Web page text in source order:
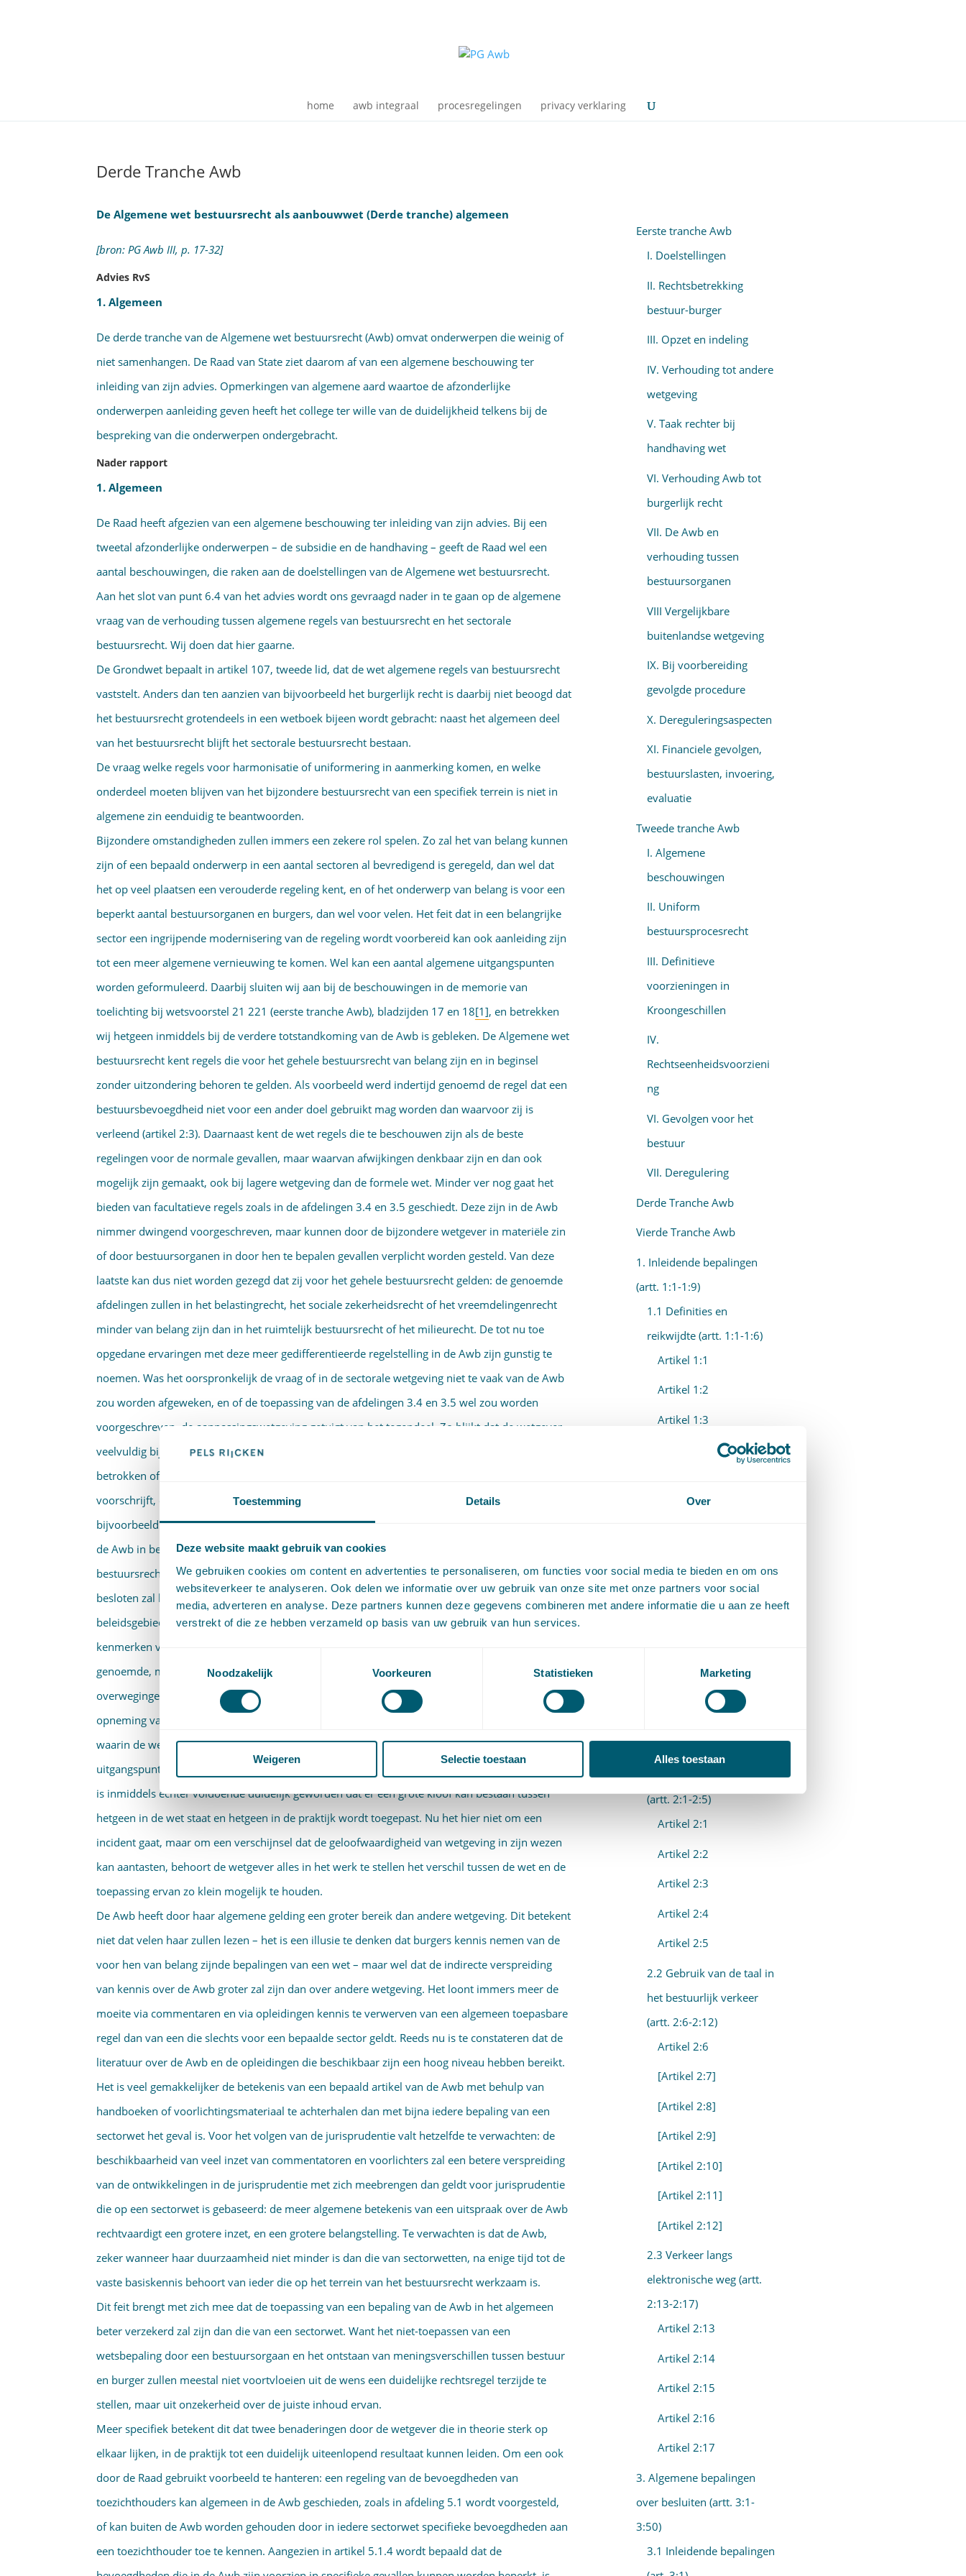
Toestemming Details Over
Deze website maakt gebruik van cookies
We gebruiken cookies om content en advertenties te personaliseren, om functies voor social media te bieden en om ons
websiteverkeer te analyseren. Ook delen we informatie over uw gebruik van onze site met onze partners voor social
media, adverteren en analyse. Deze partners kunnen deze gegevens combineren met andere informatie die u aan ze heeft
verstrekt of die ze hebben verzameld op basis van uw gebruik van hun services.
Noodzakelijk
Voorkeuren Statistieken Marketing
Weigeren Selectie toestaan Alles toestaan
home awb integraal procesregelingen privacy verklaring
Derde Tranche Awb
De Algemene wet bestuursrecht als aanbouwwet (Derde tranche) algemeen
[bron: PG Awb III, p. 17-32]
Advies RvS
1. Algemeen
De derde tranche van de Algemene wet bestuursrecht (Awb) omvat onderwerpen die weinig of
niet samenhangen. De Raad van State ziet daarom af van een algemene beschouwing ter
inleiding van zijn advies. Opmerkingen van algemene aard waartoe de afzonderlijke
onderwerpen aanleiding geven heeft het college ter wille van de duidelijkheid telkens bij de
bespreking van die onderwerpen ondergebracht.
Nader rapport
1. Algemeen
De Raad heeft afgezien van een algemene beschouwing ter inleiding van zijn advies. Bij een
tweetal afzonderlijke onderwerpen – de subsidie en de handhaving – geeft de Raad wel een
aantal beschouwin­gen, die raken aan de doelstellingen van de Algemene wet bestuursrecht.
Aan het slot van punt 6.4 van het advies wordt ons gevraagd nader in te gaan op de algemene
vraag van de verhouding tussen algemene regels van bestuursrecht en het sectorale
bestuursrecht. Wij doen dat hier gaarne.
De Grondwet bepaalt in artikel 107, tweede lid, dat de wet algemene regels van bestuursrecht
vaststelt. Anders dan ten aanzien van bijvoorbeeld het burgerlijk recht is daarbij niet beoogd dat
het bestuursrecht grotendeels in een wetboek bijeen wordt gebracht: naast het algemeen deel
van het bestuursrecht blijft het sectorale bestuursrecht bestaan.
De vraag welke regels voor harmonisatie of uniformering in aanmerking komen, en welke
onderdeel moeten blijven van het bijzondere bestuursrecht van een specifiek terrein is niet in
algemene zin eenduidig te beantwoorden.
Bijzondere omstandigheden zullen immers een zekere rol spelen. Zo zal het van belang kunnen
zijn of een bepaald onderwerp in een aantal sectoren al bevredigend is geregeld, dan wel dat
het op veel plaatsen een verouderde regeling kent, en of het onderwerp van belang is voor een
beperkt aantal bestuursorganen en burgers, dan wel voor velen. Het feit dat in een belangrijke
sector een ingrijpende modernisering van de regeling wordt voorbereid kan ook aanleiding zijn
tot een meer algemene vernieuwing te komen. Wel kan een aantal algemene uitgangspunten
worden geformuleerd. Daarbij sluiten wij aan bij de beschouwingen in de memorie van
toelichting bij wetsvoorstel 21 221 (eerste tranche Awb), bladzijden 17 en 18[1], en betrekken
wij hetgeen inmiddels bij de verdere totstandkoming van de Awb is gebleken. De Algemene wet
bestuursrecht kent regels die voor het gehele bestuursrecht van belang zijn en in beginsel
zonder uitzondering behoren te gelden. Als voorbeeld werd indertijd genoemd de regel dat een
bestuursbevoegd­heid niet voor een ander doel gebruikt mag worden dan waarvoor zij is
verleend (artikel 2:3). Daarnaast kent de wet regels die te beschouwen zijn als de beste
regelingen voor de normale gevallen, maar waarvan afwijkingen denkbaar zijn en dan ook
mogelijk zijn gemaakt, ook bij lagere wetgeving dan de formele wet. Minder ver nog gaat het
bieden van facultatieve regels zoals in de afdelingen 3.4 en 3.5 geschiedt. Deze zijn in de Awb
nimmer dwingend voorgeschreven, maar kunnen door de bijzondere wetgever in materiële zin
of door bestuursorga­nen in door hen te bepalen gevallen verplicht worden gesteld. Van deze
laatste kan dus niet worden gezegd dat zij voor het gehele bestuursrecht gelden: de genoemde
afdelingen zullen in het belastingrecht, het sociale zekerheidsrecht of het vreemdelingenrecht
minder van belang zijn dan in het ruimtelijk bestuursrecht of het milieurecht. De tot nu toe
opgedane ervaringen met deze meer gedifferen­tieerde regelstelling in de Awb zijn gunstig te
noemen. Was het oorspronkelijk de vraag of in de sectorale wetgeving niet te vaak van de Awb
zou worden afgeweken, en of de toepassing van de afdelingen 3.4 en 3.5 wel zou worden
voorgeschreven, de aanpassingswetgeving getuigt van het tegendeel. Zo blijkt dat de wetgever
veelvuldig bij het voorschrijven van een voorbereidingsprocedure waarbij derden zijn
betrokken of in meer algemene zin inspraak wordt gewenst, een van de procedures van de Awb
voorschrijft, en niet meer een eigen procedure verkiest. Dit geldt ook voor keuzes die in
bijvoorbeeld gemeentelijke verordenin­gen worden gemaakt. Wij menen dan ook dat opname in
de Awb in beginsel moet openstaan voor al die regels, die voor verschillende sectoren van het
bestuursrecht van belang kunnen zijn. Bij de vraag of daadwerkelijk tot opname moet worden
besloten zal het van groot gewicht zijn of de bijzondere kenmerken van de verschillende
beleidsgebieden een uniforme regeling verdragen, of dat een toesnijding van de regels op de
kenmerken van ieder gebied afzonderlijk duidelijk de voorkeur verdient. Naast de eerder
genoemde, meer pragmatische argumenten, spelen daarbij een tweetal meer algemene
overwegingen een belangrijke rol. De eerste overweging betreft de grotere bekendheid die
opneming van een regeling in de Awb biedt. Die grotere bekendheid heeft invloed op de mate
waarin de wet overeenkomstig haar bedoelingen wordt toegepast. Uiteraard behoort het
uitgangspunt bij wetgeving te zijn dat iedere wet even goed behoort te worden uitgevoerd. Het
is inmiddels echter voldoende duidelijk geworden dat er een grote kloof kan bestaan tussen
hetgeen in de wet staat en hetgeen in de praktijk wordt toegepast. Nu het hier niet om een
incident gaat, maar om een verschijnsel dat de geloofwaardigheid van wetgeving in zijn wezen
kan aantasten, behoort de wetgever alles in het werk te stellen het verschil tussen de wet en de
toepassing ervan zo klein mogelijk te houden.
De Awb heeft door haar algemene gelding een groter bereik dan andere wetgeving. Dit betekent
niet dat velen haar zullen lezen – het is een illusie te denken dat burgers kennis nemen van de
voor hen van belang zijnde bepalingen van een wet – maar wel dat de indirecte verspreiding
van kennis over de Awb groter zal zijn dan over andere wetgeving. Het loont immers meer de
moeite via commentaren en via opleidingen kennis te verwerven van een algemeen toepasbare
regel dan van een die slechts voor een bepaalde sector geldt. Reeds nu is te constateren dat de
literatuur over de Awb en de opleidingen die beschikbaar zijn een hoog niveau hebben bereikt.
Het is veel gemakkelijker de betekenis van een bepaald artikel van de Awb met behulp van
handboeken of voorlichtingsmateriaal te achterhalen dan met bijna iedere bepaling van een
sectorwet het geval is. Voor het volgen van de jurisprudentie valt hetzelfde te verwachten: de
beschikbaar­heid van veel inzet van commentatoren en voorlichters zal een betere verspreiding
van de ontwikkelingen in de jurisprudentie met zich meebrengen dan geldt voor jurisprudentie
die op een sectorwet is gebaseerd: de meer algemene betekenis van een uitspraak over de Awb
rechtvaardigt een grotere inzet, en een grotere belangstelling. Te verwachten is dat de Awb,
zeker wanneer haar duurzaamheid niet minder is dan die van sectorwetten, na enige tijd tot de
vaste basiskennis behoort van ieder die op het terrein van het bestuursrecht werkzaam is.
Dit feit brengt met zich mee dat de toepassing van een bepaling van de Awb in het algemeen
beter verzekerd zal zijn dan die van een sectorwet. Want het niet-toepassen van een
wetsbepaling door een bestuursorgaan en het ontstaan van meningsverschillen tussen bestuur
en burger zullen meestal niet voortvloeien uit de wens een duidelijke rechtsregel terzijde te
stellen, maar uit onzekerheid over de juiste inhoud ervan.
Meer specifiek betekent dit dat twee benaderingen door de wetgever die in theorie sterk op
elkaar lijken, in de praktijk tot een duidelijk uiteenlopend resultaat kunnen leiden. Om een ook
door de Raad gebruikt voorbeeld te hanteren: een regeling van de bevoegdheden van
toezichthouders kan algemeen in de Awb geschieden, zoals in afdeling 5.1 wordt voorgesteld,
of kan buiten de Awb worden gehouden door in iedere sectorwet specifieke bevoegdheden aan
een toezichthouder toe te kennen. Aangezien in artikel 5.1.4 wordt bepaald dat de
Eerste tranche Awb
I. Doelstellingen
II. Rechtsbetrekking
bestuur-burger
III. Opzet en indeling
IV. Verhouding tot andere
wetgeving
V. Taak rechter bij
handhaving wet
VI. Verhouding Awb tot
burgerlijk recht
VII. De Awb en
verhouding tussen
bestuursorganen
VIII Vergelijkbare
buitenlandse wetgeving
IX. Bij voorbereiding
gevolgde procedure
X. Dereguleringsaspecten
XI. Financiele gevolgen,
bestuurslasten, invoering,
evaluatie
Tweede tranche Awb
I. Algemene
beschouwingen
II. Uniform
bestuursprocesrecht
III. Definitieve
voorzieningen in
Kroongeschillen
IV.
Rechtseenheidsvoorzieni
ng
VI. Gevolgen voor het
bestuur
VII. Deregulering
Derde Tranche Awb
Vierde Tranche Awb
1. Inleidende bepalingen
(artt. 1:1-1:9)
1.1 Definities en
reikwijdte (artt. 1:1-1:6)
Artikel 1:1
Artikel 1:2
Artikel 1:3
Artikel 1:6
organen EU (artt. 1:7-1:9)
Artikel 1:7
Artikel 1:9
2. Verkeer met
2.1 Algemene bepalingen
(artt. 2:1-2:5)
Artikel 2:1
Artikel 2:2
Artikel 2:3
Artikel 2:4
Artikel 2:5
2.2 Gebruik van de taal in
het bestuurlijk verkeer
(artt. 2:6-2:12)
Artikel 2:6
[Artikel 2:7]
[Artikel 2:8]
[Artikel 2:9]
[Artikel 2:10]
[Artikel 2:11]
[Artikel 2:12]
2.3 Verkeer langs
elektronische weg (artt.
2:13-2:17)
Artikel 2:13
Artikel 2:14
Artikel 2:15
Artikel 2:16
Artikel 2:17
3. Algemene bepalingen
over besluiten (artt. 3:1-
3:50)
3.1 Inleidende bepalingen